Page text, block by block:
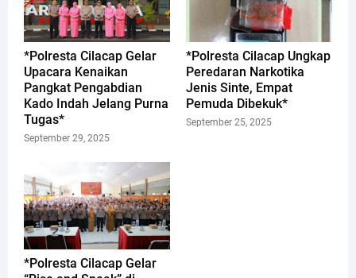
*Polresta Cilacap Gelar
Upacara Kenaikan
Pangkat Pengabdian
Kado Indah Jelang Purna
Tugas*
September 29, 2025
*Polresta Cilacap Ungkap
Peredaran Narkotika
Jenis Sinte, Empat
Pemuda Dibekuk*
September 25, 2025
*Polresta Cilacap Gelar